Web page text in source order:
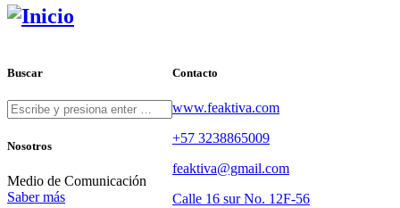
Buscar Contacto
www.feaktiva.com
+57 3238865009
feaktiva@gmail.com
Calle 16 sur No. 12F-56
Nosotros
Medio de Comunicación
Saber más